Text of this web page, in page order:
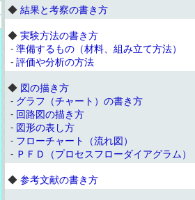
◆ 結果と考察の書き方
◆ 実験方法の書き方
- 準備するもの（材料、組み立て方法）
- 評価や分析の方法
◆ 図の描き方
- グラフ（チャート）の書き方
- 回路図の描き方
- 図形の表し方
- フローチャート（流れ図）
- ＰＦＤ（プロセスフローダイアグラム）
◆ 参考文献の書き方